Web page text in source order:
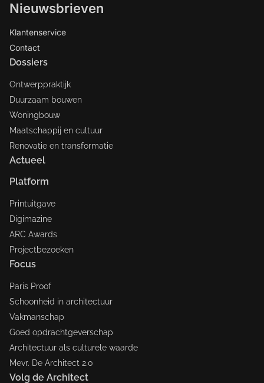
Nieuwsbrieven
Klantenservice
Contact
Dossiers
Ontwerppraktijk
Duurzaam bouwen
Woningbouw
Maatschappij en cultuur
Renovatie en transformatie
Actueel
Platform
Printuitgave
Digimazine
ARC Awards
Projectbezoeken
Focus
Paris Proof
Schoonheid in architectuur
Vakmanschap
Goed opdrachtgeverschap
Architectuur als culturele waarde
Mevr. De Architect 2.0
Volg de Architect